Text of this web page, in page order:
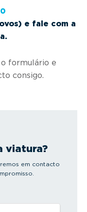
e fale com a
formulário e
consigo.
viatura?
em contacto